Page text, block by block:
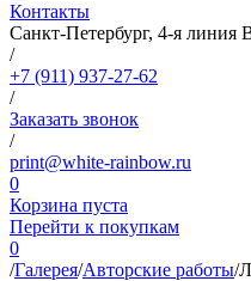
Контакты
Санкт-Петербург, 4-я линия
/
+7 (911) 937-27-62
/
Заказать звонок
/
print@white-rainbow.ru
0
Корзина пуста
Перейти к покупкам
0
/Галерея/Авторские работы/